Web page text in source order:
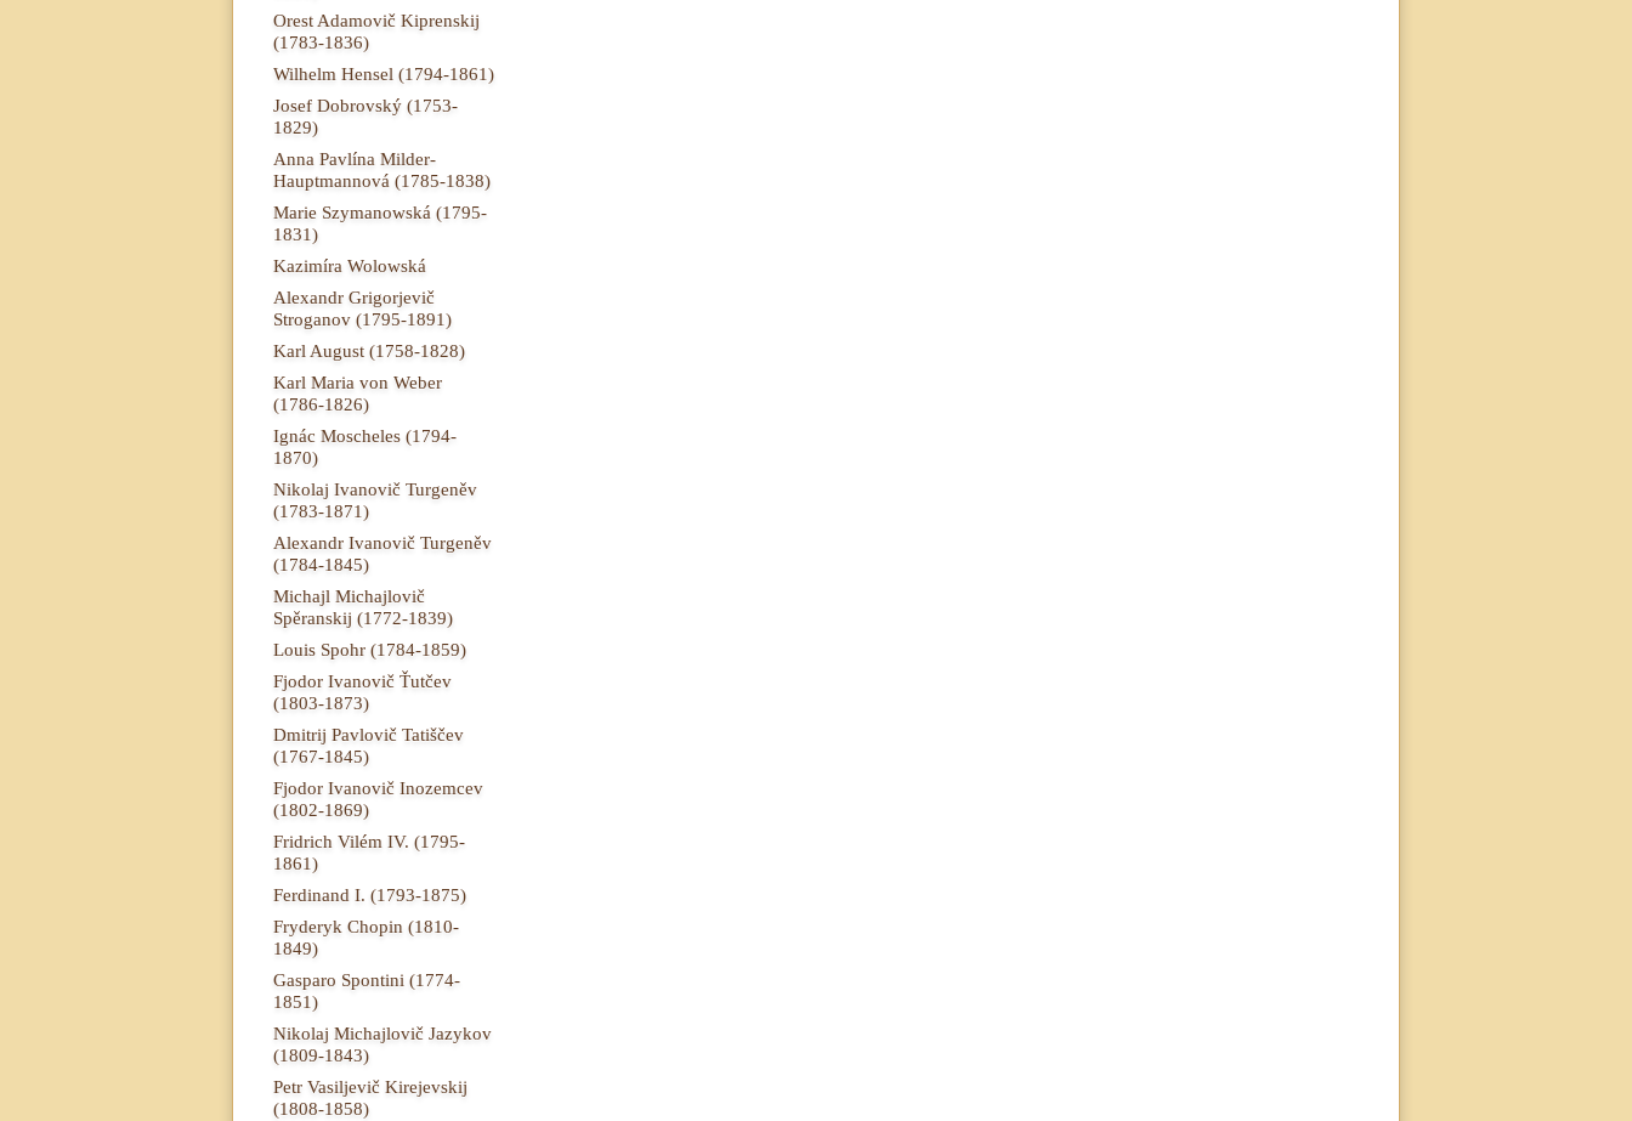
Orest Adamovič Kiprenskij
(1783-1836)
Wilhelm Hensel (1794-1861)
Josef Dobrovský (1753-
1829)
Anna Pavlína Milder-
Hauptmannová (1785-1838)
Marie Szymanowská (1795-
1831)
Kazimíra Wolowská
Alexandr Grigorjevič
Stroganov (1795-1891)
Karl August (1758-1828)
Karl Maria von Weber
(1786-1826)
Ignác Moscheles (1794-
1870)
Nikolaj Ivanovič Turgeněv
(1783-1871)
Alexandr Ivanovič Turgeněv
(1784-1845)
Michajl Michajlovič
Spěranskij (1772-1839)
Louis Spohr (1784-1859)
Fjodor Ivanovič Ťutčev
(1803-1873)
Dmitrij Pavlovič Tatiščev
(1767-1845)
Fjodor Ivanovič Inozemcev
(1802-1869)
Fridrich Vilém IV. (1795-
1861)
Ferdinand I. (1793-1875)
Fryderyk Chopin (1810-
1849)
Gasparo Spontini (1774-
1851)
Nikolaj Michajlovič Jazykov
(1809-1843)
Petr Vasiljevič Kirejevskij
(1808-1858)